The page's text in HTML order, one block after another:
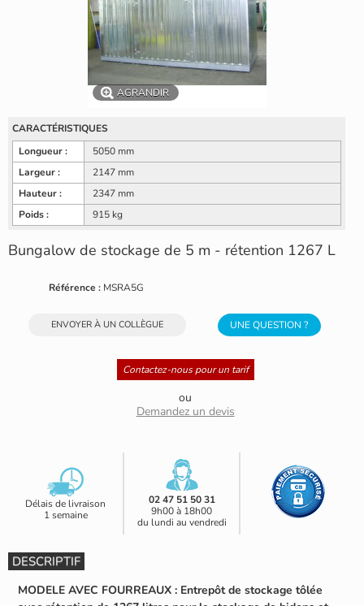
AGRANDIR
CARACTÉRISTIQUES
Longueur :
5050 mm
Largeur :
2147 mm
Hauteur :
2347 mm
Poids :
915 kg
Bungalow de stockage de 5 m - rétention 1267 L
Référence : MSRA5G
UNE QUESTION ?
ENVOYER À UN COLLÈGUE
Contactez-nous pour un tarif
ou
Demandez un devis
Délais de livraison
1 semaine
02 47 51 50 31
9h00 à 18h00
du lundi au vendredi
DESCRIPTIF
MODELE AVEC FOURREAUX : Entrepôt de stockage tôlée